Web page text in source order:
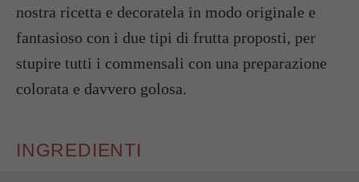
nostra ricetta e decoratela in modo originale e
fantasioso con i due tipi di frutta proposti, per
stupire tutti i commensali con una preparazione
colorata e davvero golosa.
INGREDIENTI